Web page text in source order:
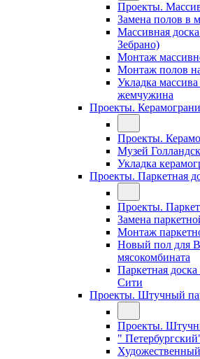
Проекты.
Замена полов в
Массивная
Зебрано)
Монтаж
Монтаж полов
Укладка
жемчужина
Проекты.
Проекты.
Музей
Укладка
Проекты. Паркетная
Проекты.
Замена
Монтаж
Новый пол для
мясокомбината
Паркетная
Сити
Проекты. Штучный
Проекты.
"